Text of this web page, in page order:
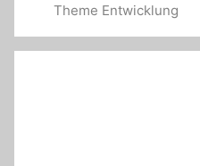
Theme Entwicklung